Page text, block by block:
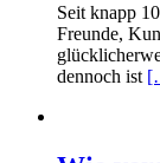
Seit knapp
Freunde,
dennoch ist